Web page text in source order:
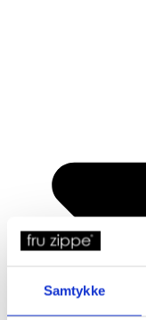
Samtykke